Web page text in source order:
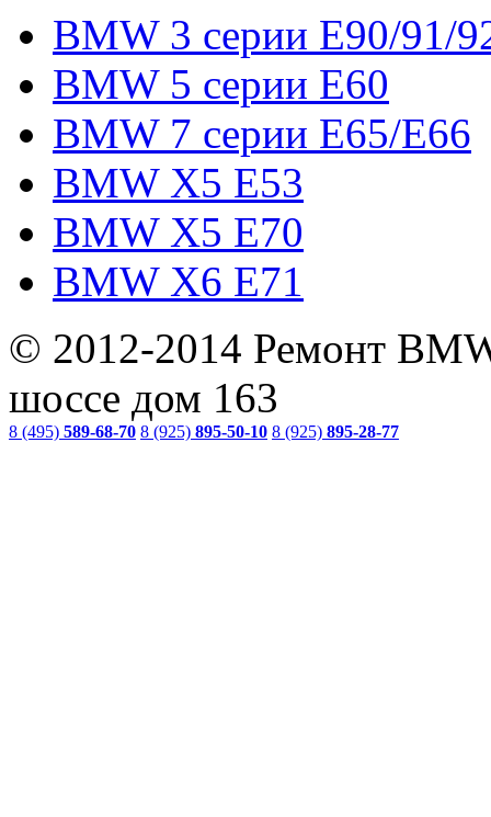
BMW 3 серии E90/91/
BMW 5 серии E60
BMW 7 серии E65/E66
BMW X5 E53
BMW X5 E70
BMW X6 E71
© 2012-2014 Ремонт
шоссе дом 163
8 (495) 589-68-70 8 (925) 895-50-10 8 (925) 895-28-77